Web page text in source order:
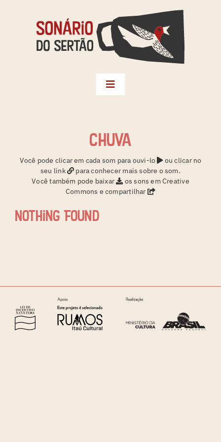
Toggle
Seleções
Territórios
Créditos
Sonário da Terra
Instagram
chuva
Você pode clicar em cada som para ouvi-lo
ou clicar no
seu link
para conhecer mais sobre o som.
Você também pode baixar
os sons em Creative
Commons e compartilhar
Nothing Found